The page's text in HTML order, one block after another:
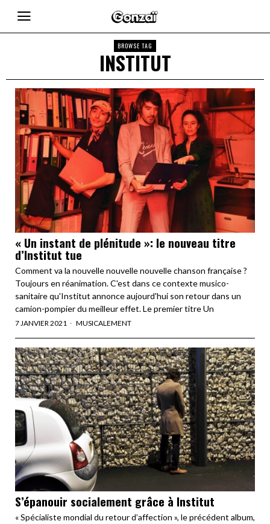
BROWSE TAG
INSTITUT
« Un instant de plénitude »: le nouveau titre
d’Institut tue
Comment va la nouvelle nouvelle nouvelle chanson française ?
Toujours en réanimation. C'est dans ce contexte musico-
sanitaire qu'Institut annonce aujourd'hui son retour dans un
camion-pompier du meilleur effet. Le premier titre Un
7 JANVIER 2021 MUSICALEMENT
S’épanouir socialement grâce à Institut
« Spécialiste mondial du retour d’affection », le précédent album,